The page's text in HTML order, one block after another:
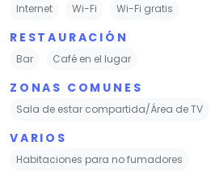
Internet Wi-Fi Wi-Fi gratis
RESTAURACIÓN
Bar Café en el lugar
ZONAS COMUNES
Sala de estar compartida/Área de TV
VARIOS
Habitaciones para no fumadores